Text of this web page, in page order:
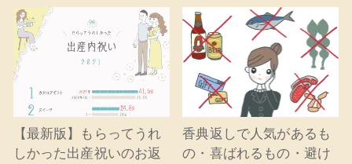
【最新版】もらってうれ
しかった出産祝いのお返
香典返しで人気があるも
の・喜ばれるもの・避け